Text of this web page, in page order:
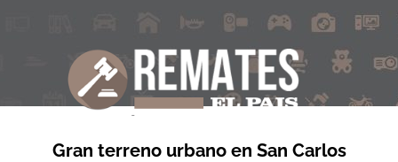
Gran terreno urbano en San Carlos